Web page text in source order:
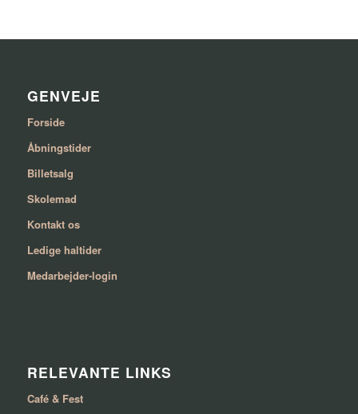
GENVEJE
Forside
Åbningstider
Billetsalg
Skolemad
Kontakt os
Ledige haltider
Medarbejder-login
RELEVANTE LINKS
Café & Fest